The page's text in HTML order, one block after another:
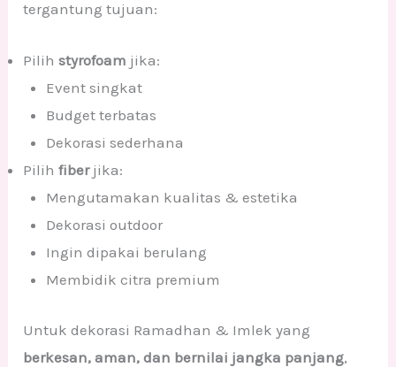
tergantung tujuan:
Pilihstyrofoam jika:
Event singkat
Budget terbatas
Dekorasi sederhana
Pilihfiberjika:
Mengutamakan kualitas & estetika
Dekorasi outdoor
Ingin dipakai berulang
Membidik citra premium
Untuk dekorasi Ramadhan & Imlek yang
berkesan, aman, dan bernilai jangka panjang,